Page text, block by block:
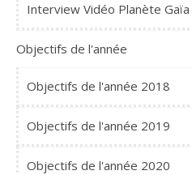
Interview Vidéo Planète
Objectifs de l'année
Objectifs de l'année 2018
Objectifs de l'année 2019
Objectifs de l'année 2020